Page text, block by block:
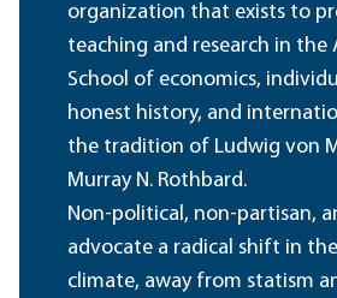
organization that exists to
teaching and research in the
School of economics,
honest history, and
the tradition of Ludwig von
Murray N. Rothbard.
Non-political, non-partisan,
advocate a radical shift in
climate, away from statism